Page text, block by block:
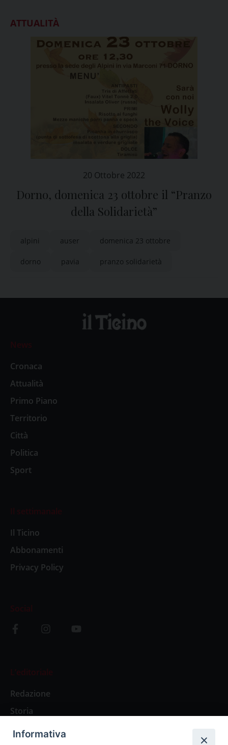
ATTUALITÀ
20 Ottobre 2022
Dorno, domenica 23 ottobre il “Pranzo
della Solidarietà”
alpini auser domenica 23 ottobre
dorno pavia pranzo solidarietà
News
Cronaca
Attualità
Primo Piano
Territorio
Città
Politica
Sport
Il settimanale
Il Ticino
Abbonamenti
Privacy Policy
Social
L’editoriale
Redazione
Storia
Informativa